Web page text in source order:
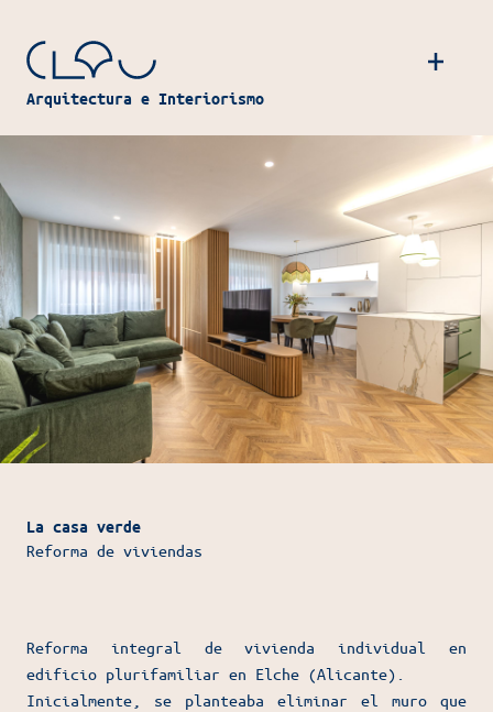
Navegación principal
Arquitectura e Interiorismo
La casa verde
Reforma de viviendas
Reforma integral de vivienda individual en
edificio plurifamiliar en Elche (Alicante).
Inicialmente, se planteaba eliminar el muro que